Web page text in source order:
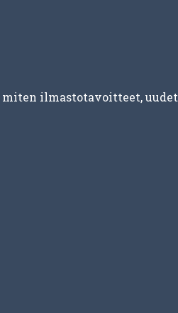
miten ilmastotavoitteet, uudet